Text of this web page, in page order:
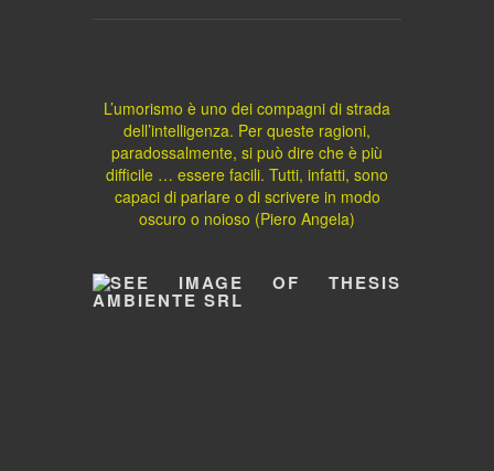
L’umorismo è uno dei compagni di strada
dell’intelligenza. Per queste ragioni,
paradossalmente, si può dire che è più
difficile … essere facili. Tutti, infatti, sono
capaci di parlare o di scrivere in modo
oscuro o noioso (Piero Angela)